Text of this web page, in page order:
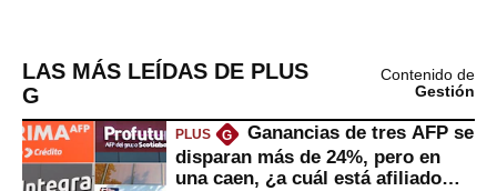
LAS MÁS LEÍDAS DE PLUS
G
Contenido de
Gestión
PLUS G
Ganancias de tres AFP se
disparan más de 24%, pero en
una caen, ¿a cuál está afiliado